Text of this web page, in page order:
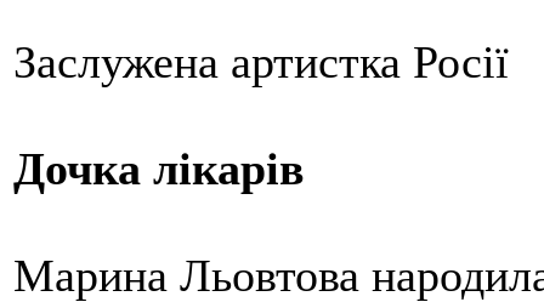
Заслужена артистка Росії
Дочка лікарів
Марина Льовтова